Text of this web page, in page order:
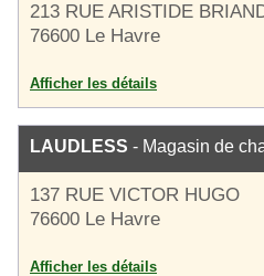
213 RUE ARISTIDE
76600 Le Havre
Afficher les détails
LAUDLESS - Magasin de
137 RUE VICTOR HUGO
76600 Le Havre
Afficher les détails